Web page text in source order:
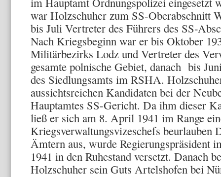
war Holzschuher zum SS-Oberabschnitt
bis Juli Vertreter des Führers des SS-
Nach Kriegsbeginn war er bis Oktober
Militärbezirks Lodz und Vertreter des
gesamte polnische Gebiet, danach bis
des Siedlungsamts im RSHA.
aussichtsreichen Kandidaten bei der
Hauptamtes SS-Gericht. Da ihm dieser
ließ er sich am 8. April 1941 im Range
Kriegsverwaltungsvizeschefs beurlauben
Ämtern aus, wurde Regierungspräsident
1941 in den Ruhestand versetzt. Danach
Holzschuher sein Guts Artelshofen bei